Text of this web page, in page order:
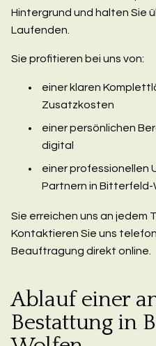
Hintergrund und halten Sie
Laufenden.
Sie profitieren bei uns von:
einer klaren
Zusatzkosten
einer persönlichen
digital
einer professionellen
Partnern in Bitterfeld-
Sie erreichen uns an jedem
Kontaktieren Sie uns
Beauftragung direkt online.
Ablauf einer
Bestattung in